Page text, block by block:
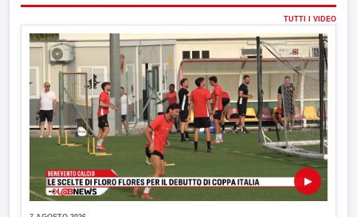
TUTTI I VIDEO
▶